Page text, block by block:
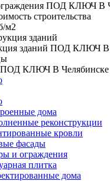
ПОД КЛЮЧ В
строительства
м2
зданий ПОД КЛЮЧ В
ПОД КЛЮЧ В Челябинске
дома
реконструкции
кровли
фасады
и ограждения
плитка
дома